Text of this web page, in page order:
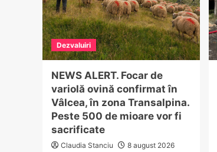
Dezvaluiri
NEWS ALERT. Focar de
variolă ovină confirmat în
Vâlcea, în zona Transalpina.
Peste 500 de mioare vor fi
sacrificate
Claudia Stanciu 8 august 2026